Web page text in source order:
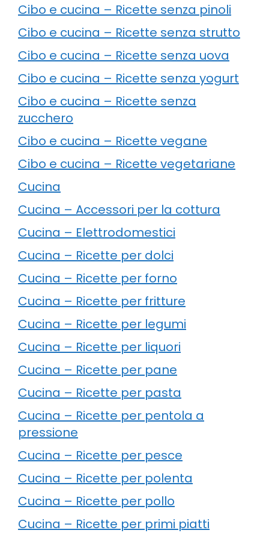
Cibo e cucina – Ricette senza pinoli
Cibo e cucina – Ricette senza strutto
Cibo e cucina – Ricette senza uova
Cibo e cucina – Ricette senza yogurt
Cibo e cucina – Ricette senza
zucchero
Cibo e cucina – Ricette vegane
Cibo e cucina – Ricette vegetariane
Cucina
Cucina – Accessori per la cottura
Cucina – Elettrodomestici
Cucina – Ricette per dolci
Cucina – Ricette per forno
Cucina – Ricette per fritture
Cucina – Ricette per legumi
Cucina – Ricette per liquori
Cucina – Ricette per pane
Cucina – Ricette per pasta
Cucina – Ricette per pentola a
pressione
Cucina – Ricette per pesce
Cucina – Ricette per polenta
Cucina – Ricette per pollo
Cucina – Ricette per primi piatti